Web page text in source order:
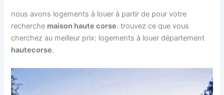
nous avons logements à louer à partir de pour votre
recherche maison haute corse. trouvez ce que vous
cherchez au meilleur prix: logements à louer département
hautecorse.